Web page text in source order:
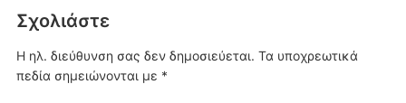
Σχολιάστε
Η ηλ. διεύθυνση σας δεν δημοσιεύεται. Τα υποχρεωτικά
πεδία σημειώνονται με *